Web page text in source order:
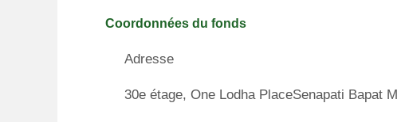
Coordonnées du fonds
Adresse
30e étage, One Lodha PlaceSenapati Bapat